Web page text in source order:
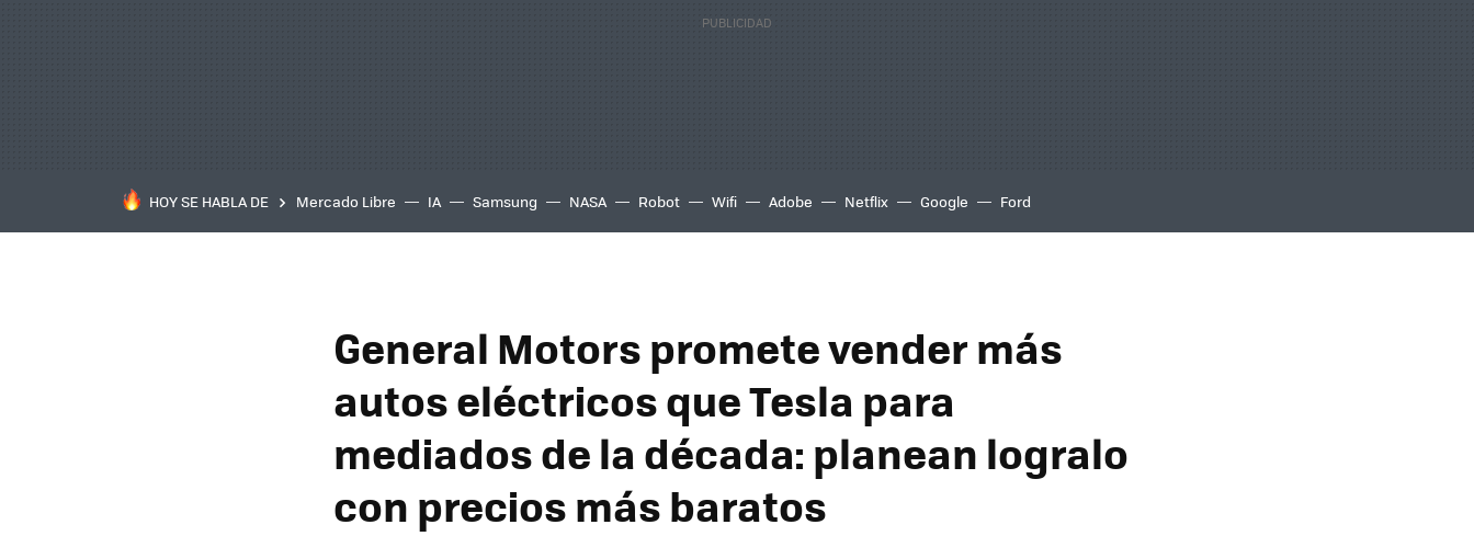
HOY SE HABLA DE Mercado Libre IA Samsung NASA Robot Wifi Adobe Netflix Google Ford
General Motors promete vender más
autos eléctricos que Tesla para
mediados de la década: planean logralo
con precios más baratos